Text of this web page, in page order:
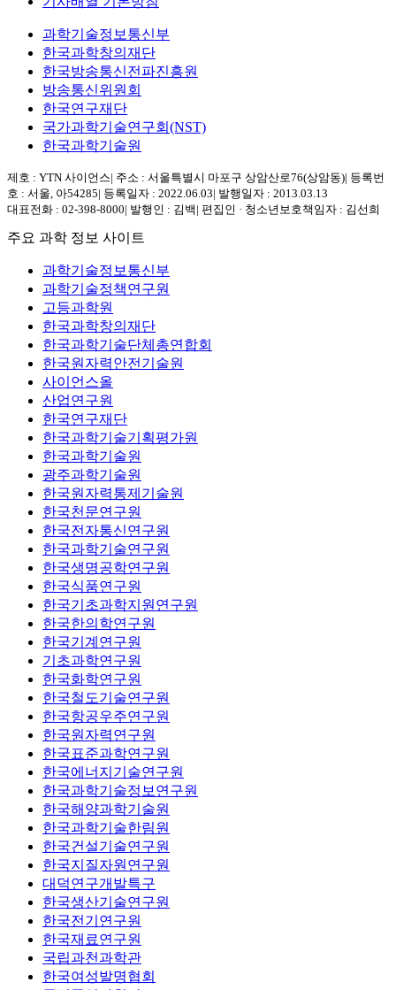
과학기술정보통신부
한국과학창의재단
한국방송통신전파진흥원
방송통신위원회
한국연구재단
국가과학기술연구회(NST)
한국과학기술원
제호 : YTN 사이언스| 주소 : 서울특별시 마포구 상암산로76(상암동)| 등록번
호 : 서울, 아54285| 등록일자 : 2022.06.03| 발행일자 : 2013.03.13
대표전화 : 02-398-8000| 발행인 : 김백 | 편집인 · 청소년보호책임자 : 김선희
주요 과학 정보 사이트
과학기술정보통신부
과학기술정책연구원
고등과학원
한국과학창의재단
한국과학기술단체총연합회
한국원자력안전기술원
사이언스올
산업연구원
한국연구재단
한국과학기술기획평가원
한국과학기술원
광주과학기술원
한국원자력통제기술원
한국천문연구원
한국전자통신연구원
한국과학기술연구원
한국생명공학연구원
한국식품연구원
한국기초과학지원연구원
한국한의학연구원
한국기계연구원
기초과학연구원
한국화학연구원
한국철도기술연구원
한국항공우주연구원
한국원자력연구원
한국표준과학연구원
한국에너지기술연구원
한국과학기술정보연구원
한국해양과학기술원
한국과학기술한림원
한국건설기술연구원
한국지질자원연구원
대덕연구개발특구
한국생산기술연구원
한국전기연구원
한국재료연구원
국립과천과학관
한국여성발명협회